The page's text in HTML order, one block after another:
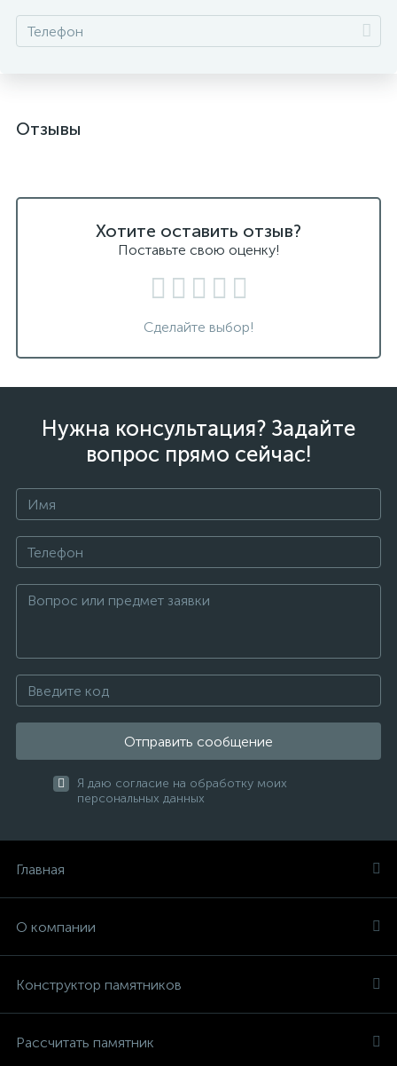
Отзывы
Хотите оставить отзыв?
Поставьте свою оценку!
Сделайте выбор!
Нужна консультация? Задайте
вопрос прямо сейчас!
Отправить сообщение
Я даю согласие на обработку моих
персональных данных
Главная
О компании
Конструктор памятников
Рассчитать памятник